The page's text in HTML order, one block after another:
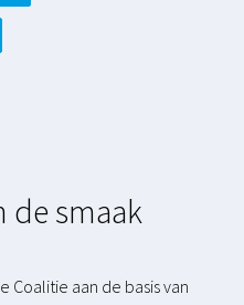
de smaak
Coalitie aan de basis van